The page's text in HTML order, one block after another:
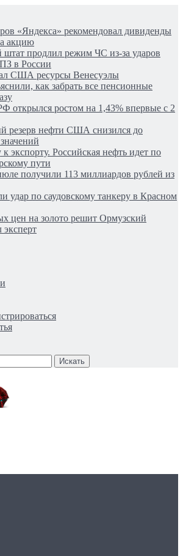
«Яндекса» рекомендовал дивиденды
акцию
продлил режим ЧС из-за ударов
в России
США ресурсы Венесуэлы
как забрать все пенсионные
открылся ростом на 1,43% впервые с 2
резерв нефти США снизился до
экспорту. Российская нефть идет по
пути
получили 113 миллиардов рублей из
удар по саудовскому танкеру в Красном
цен на золото решит Ормузский
эксперт
Искать